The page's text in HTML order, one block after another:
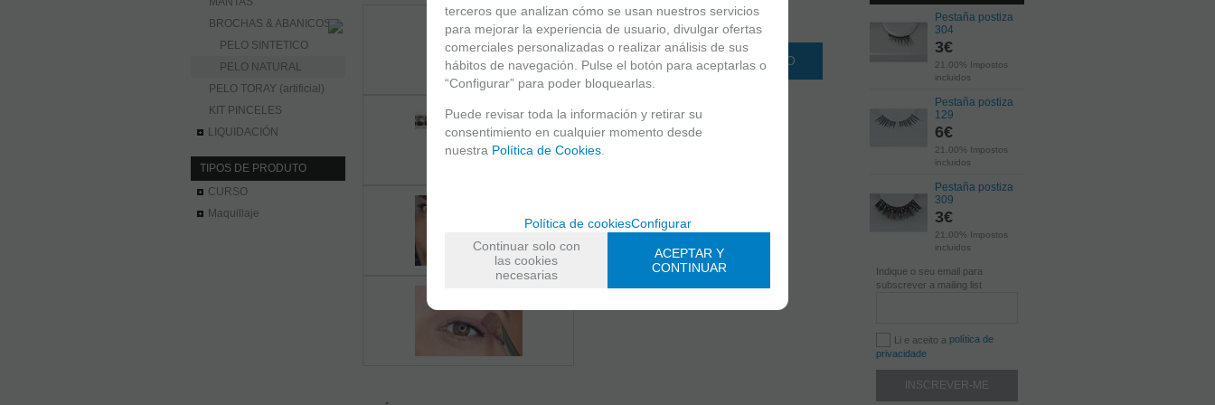
BROCHAS & ABANICOS
PELO SINTETICO
PELO NATURAL
PELO TORAY (artificial)
KIT PINCELES
LIQUIDACIÓN
TIPOS DE PRODUTO
CURSO
Maquillaje
-
unidades
+
ADICIONAR AO CARRINHO
Pestaña postiza
304
3€
21.00% Impostos
incluidos
Pestaña postiza
129
6€
21.00% Impostos
incluidos
Pestaña postiza
309
3€
21.00% Impostos
incluidos
Indique o seu email para
subscrever a mailing list
Li e aceito a política de
privacidade
terceros que analizan cómo se usan nuestros servicios
para mejorar la experiencia de usuario, divulgar ofertas
comerciales personalizadas o realizar análisis de sus
hábitos de navegación. Pulse el botón para aceptarlas o
“Configurar” para poder bloquearlas.
Puede revisar toda la información y retirar su
consentimiento en cualquier momento desde
nuestra Política de Cookies
Política de cookiesConfigurar
Continuar solo con
las cookies
necesarias
ACEPTAR Y
CONTINUAR